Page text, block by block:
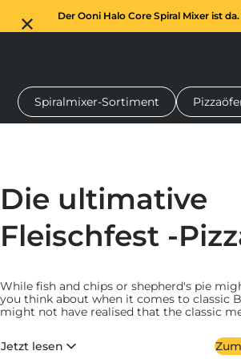
Der Ooni Halo Core Spiral Mixer ist
Pizzaofen Teigmischer Geschenke
Spiralmixer-Sortiment
Die ultimative
Fleischfest -
While fish and chips or shepherd's pie
you think about when it comes to classic
might not have realised that the classic
For our interpretation, we’ve opted for a
Jetzt lesen